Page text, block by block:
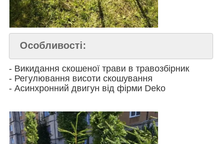
Особливості:
- Викидання скошеної трави в травозбірник
- Регулювання висоти скошування
- Асинхронний двигун від фірми Deko